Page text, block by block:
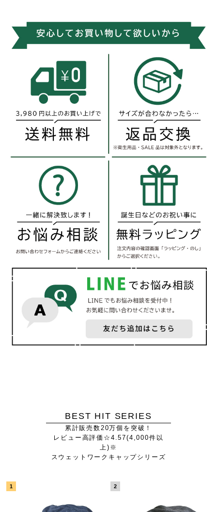
BEST HIT SERIES
累計販売数20万個を突破！
レビュー高評価☆4.57(4,000件以
上)※
スウェットワークキャップシリーズ